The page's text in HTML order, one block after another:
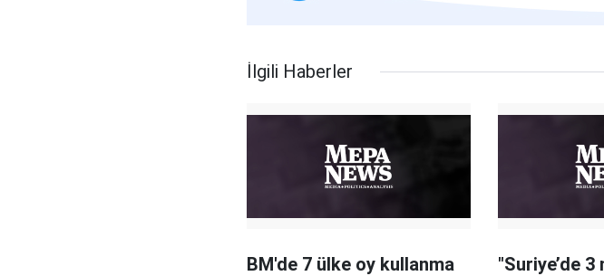
İlgili Haberler
BM'de 7 ülke oy kullanma
"Suriye’de